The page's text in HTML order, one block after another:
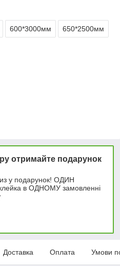
600*3000мм 650*2500мм
отримайте подарунок
у подарунок! ОДИН
в ОДНОМУ замовленні
Доставка Оплата Умови